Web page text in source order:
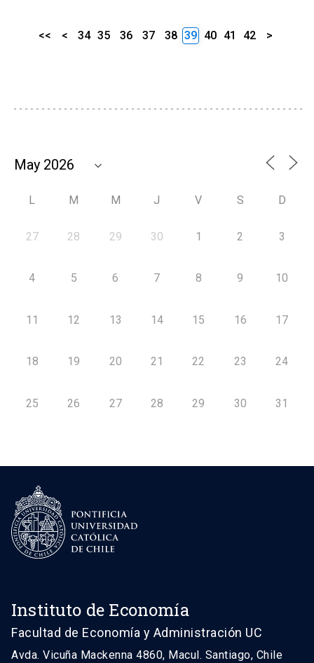
<< < 34 35 36 37 38 39 40 41 42 >
L M M J V S D
27 28 29 30 1 2 3
4 5 6 7 8 9 10
11 12 13 14 15 16 17
18 19 20 21 22 23 24
25 26 27 28 29 30 31
Instituto de Economía
Facultad de Economía y Administración UC
Avda. Vicuña Mackenna 4860, Macul. Santiago, Chile